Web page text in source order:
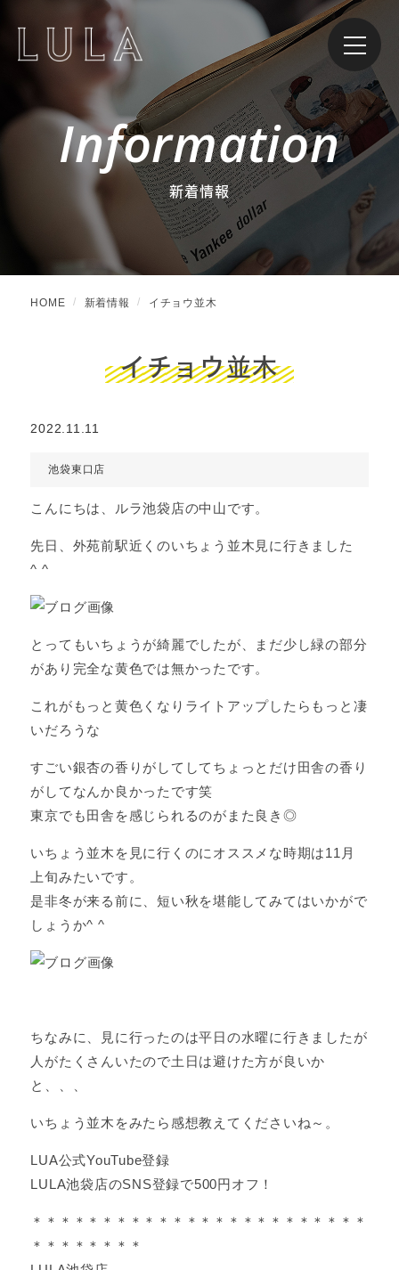
Information
新着情報
HOME 新着情報 イチョウ並木
イチョウ並木
2022.11.11
池袋東口店
こんにちは、ルラ池袋店の中山です。
先日、外苑前駅近くのいちょう並木見に行きました
^ ^
とってもいちょうが綺麗でしたが、まだ少し緑の部分
があり完全な黄色では無かったです。
これがもっと黄色くなりライトアップしたらもっと凄
いだろうな
すごい銀杏の香りがしてしてちょっとだけ田舎の香り
がしてなんか良かったです笑
東京でも田舎を感じられるのがまた良き◎
いちょう並木を見に行くのにオススメな時期は11月
上旬みたいです。
是非冬が来る前に、短い秋を堪能してみてはいかがで
しょうか^ ^
ちなみに、見に行ったのは平日の水曜に行きましたが
人がたくさんいたので土日は避けた方が良いか
と、、、
いちょう並木をみたら感想教えてくださいね～。
LUA公式YouTube登録
LULA池袋店のSNS登録で500円オフ！
＊＊＊＊＊＊＊＊＊＊＊＊＊＊＊＊＊＊＊＊＊＊＊＊
＊＊＊＊＊＊＊＊